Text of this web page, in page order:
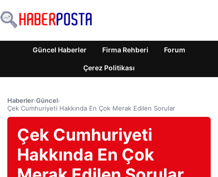
Güncel Haberler Firma Rehberi Forum
Çerez Politikası
Haberler›Güncel›
Çek Cumhuriyeti Hakkında En Çok Merak Edilen Sorular
Çek Cumhuriyeti
Hakkında En Çok